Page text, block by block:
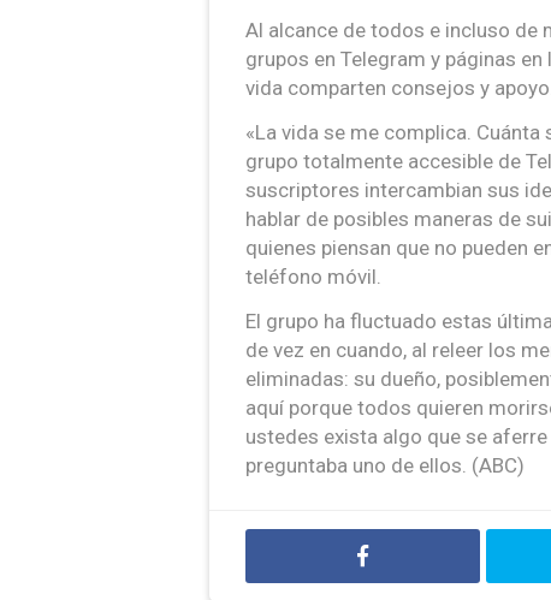
Al alcance de todos e incluso de
grupos en Telegram y páginas
vida comparten consejos y
«La vida se me complica. Cuánta
grupo totalmente accesible de
suscriptores intercambian sus
hablar de posibles maneras de
quienes piensan que no pueden
teléfono móvil.
El grupo ha fluctuado estas
de vez en cuando, al releer los
eliminadas: su dueño,
aquí porque todos quieren
ustedes exista algo que se
preguntaba uno de ellos. (ABC)